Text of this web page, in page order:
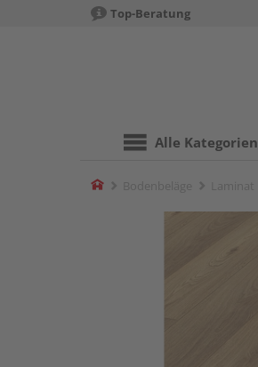
Top-Beratung
Alle Kategorien
Home